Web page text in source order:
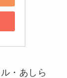
・あしら